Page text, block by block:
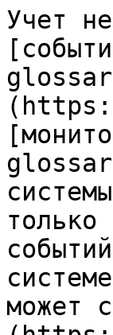
Учет
только
может